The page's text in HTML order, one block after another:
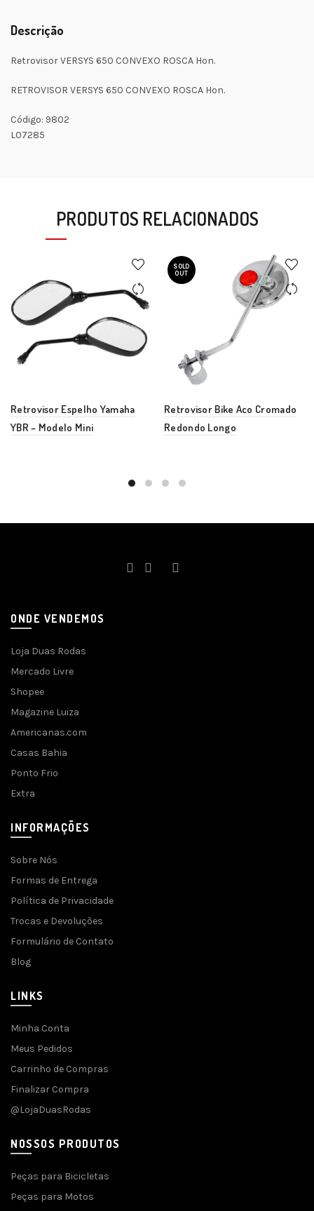
Descrição
Retrovisor VERSYS 650 CONVEXO ROSCA Hon.
RETROVISOR VERSYS 650 CONVEXO ROSCA Hon.
Código: 9802
L07285
PRODUTOS RELACIONADOS
Retrovisor Espelho Yamaha
YBR – Modelo Mini
SOLD
OUT
Retrovisor Bike Aco Cromado
Redondo Longo
ONDE VENDEMOS
Loja Duas Rodas
Mercado Livre
Shopee
Magazine Luiza
Americanas.com
Casas Bahia
Ponto Frio
Extra
INFORMAÇÕES
Sobre Nós
Formas de Entrega
Política de Privacidade
Trocas e Devoluções
Formulário de Contato
Blog
LINKS
Minha Conta
Meus Pedidos
Carrinho de Compras
Finalizar Compra
@LojaDuasRodas
NOSSOS PRODUTOS
Peças para Bicicletas
Peças para Motos